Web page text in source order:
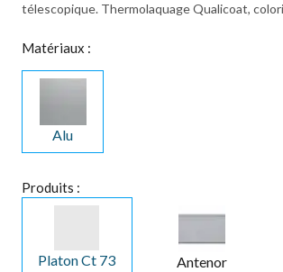
télescopique. Thermolaquage Qualicoat,
Matériaux :
Alu
Produits :
Platon Ct 73 Antenor